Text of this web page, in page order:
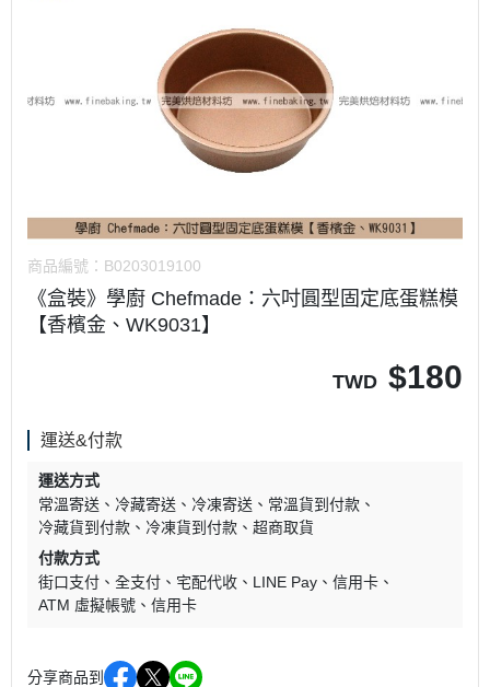
商品編號： B0203019100
《盒裝》學廚 Chefmade：六吋圓型固定底蛋糕模
【香檳金、WK9031】
TWD $180
運送&付款
運送方式
常溫寄送
冷藏寄送 冷凍寄送
常溫貨到付款
冷藏貨到付款
冷凍貨到付款
超商取貨
付款方式
街口支付
全支付 宅配代收 LINE Pay
信用卡
ATM 虛擬帳號
信用卡
分享商品到